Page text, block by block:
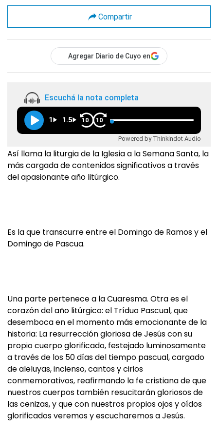
Compartir
Agregar Diario de Cuyo en
Escuchá la nota completa
1 1.5 10 10
Powered by Thinkindot Audio
Así llama la liturgia de la Iglesia a la Semana Santa, la
más cargada de contenidos significativos a través
del apasionante año litúrgico.
Es la que transcurre entre el Domingo de Ramos y el
Domingo de Pascua.
Una parte pertenece a la Cuaresma. Otra es el
corazón del año litúrgico: el Tríduo Pascual, que
desemboca en el momento más emocionante de la
historia: La resurrección gloriosa de Jesús con su
propio cuerpo glorificado, festejado luminosamente
a través de los 50 días del tiempo pascual, cargado
de aleluyas, incienso, cantos y cirios
conmemorativos, reafirmando la fe cristiana de que
nuestros cuerpos también resucitarán gloriosos de
las cenizas, y que con nuestros propios ojos y oídos
glorificados veremos y escucharemos a Jesús.